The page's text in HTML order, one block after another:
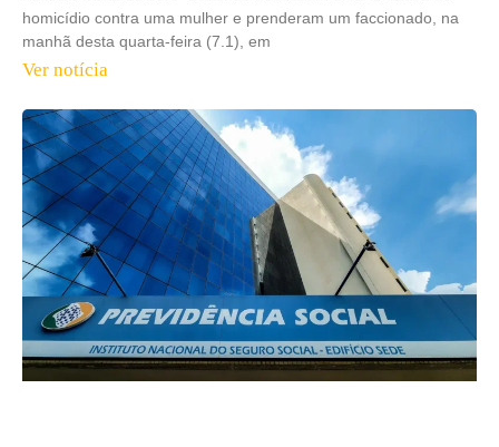
homicídio contra uma mulher e prenderam um faccionado, na
manhã desta quarta-feira (7.1), em
Ver notícia